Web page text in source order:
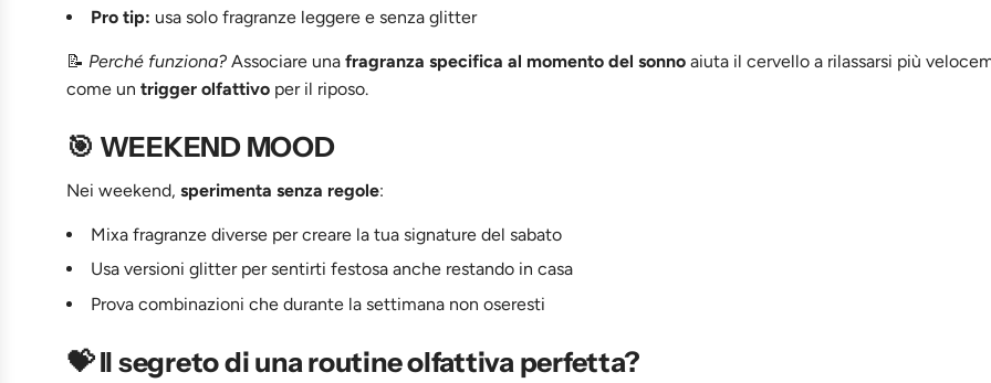
Pro tip: usa solo fragranze leggere e senza glitter
📝 Perché funziona? Associare una fragranza specifica al momento del sonno aiuta il cervello a rilassarsi più
come un trigger olfattivo per il riposo.
🎯 WEEKEND MOOD
Nei weekend, sperimenta senza regole:
Mixa fragranze diverse per creare la tua signature del sabato
Usa versioni glitter per sentirti festosa anche restando in casa
Prova combinazioni che durante la settimana non oseresti
💝 Il segreto di una routine olfattiva perfetta?